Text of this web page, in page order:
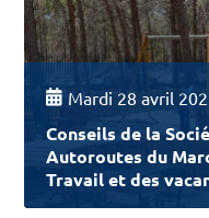
Mardi 28 avril
Conseils de la
Autoroutes du
Travail et des